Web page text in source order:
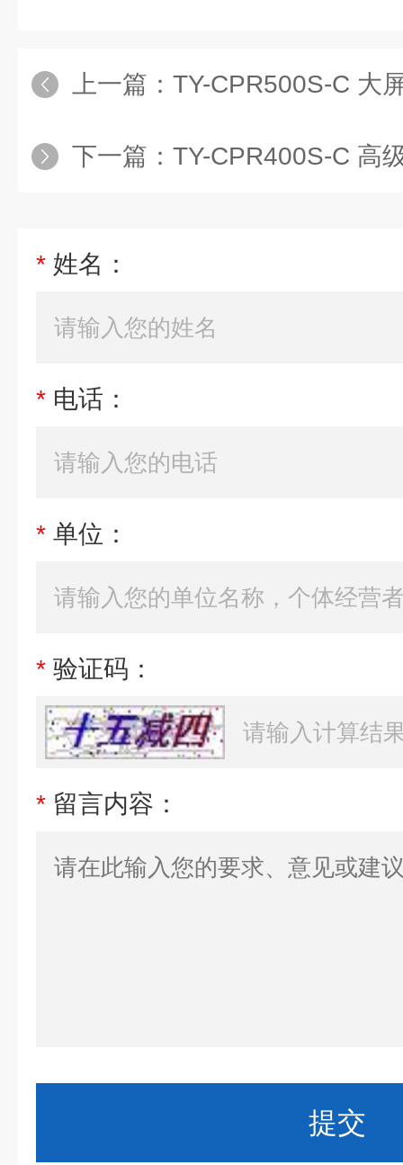
上一篇： TY-CPR500S-C 大屏幕液晶彩
下一篇： TY-CPR400S-C 高级全自动电脑
* 姓名：
* 电话：
* 单位：
* 验证码：
* 留言内容：